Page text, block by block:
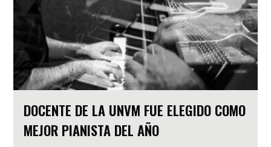
DOCENTE DE LA UNVM FUE ELEGIDO COMO
MEJOR PIANISTA DEL AÑO